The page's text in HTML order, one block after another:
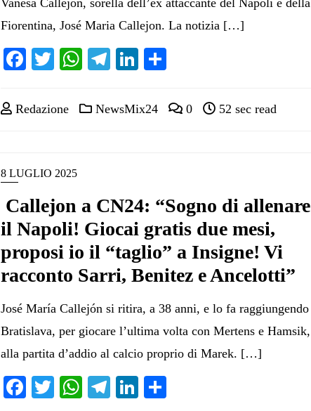
Vanesa Callejon, sorella dell’ex attaccante del Napoli e della
Fiorentina, José Maria Callejon. La notizia […]
Facebook
TwitterWhatsApp
Telegram
LinkedIn
Redazione NewsMix24 0 52 sec read
8 LUGLIO 2025
Callejon a CN24: “Sogno di allenare
il Napoli! Giocai gratis due mesi,
proposi io il “taglio” a Insigne! Vi
racconto Sarri, Benitez e Ancelotti”
José María Callejón si ritira, a 38 anni, e lo fa raggiungendo
Bratislava, per giocare l’ultima volta con Mertens e Hamsik,
alla partita d’addio al calcio proprio di Marek. […]
Facebook
TwitterWhatsApp
Telegram
LinkedIn